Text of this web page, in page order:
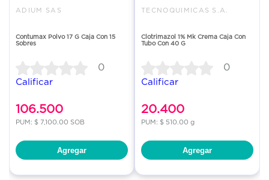
ADIUM SAS
Contumax Polvo 17 G Caja Con 15
Sobres
0
Calificar
106.500
PUM: $ 7,100.00 SOB
Agregar
TECNOQUIMICAS S.A.
Clotrimazol 1% Mk Crema Caja Con
Tubo Con 40 G
0
Calificar
20.400
PUM: $ 510.00 g
Agregar